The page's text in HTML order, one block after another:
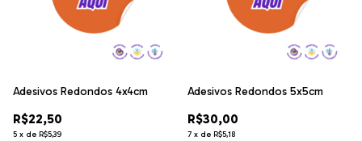
Adesivos Redondos 4x4cm
R$22,50
5 x de R$5,39
Adesivos Redondos 5x5cm
R$30,00
7 x de R$5,18